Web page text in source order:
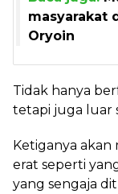
masyarakat
Oryoin
Tidak hanya
tetapi juga luar
Ketiganya
erat seperti
yang sengaja